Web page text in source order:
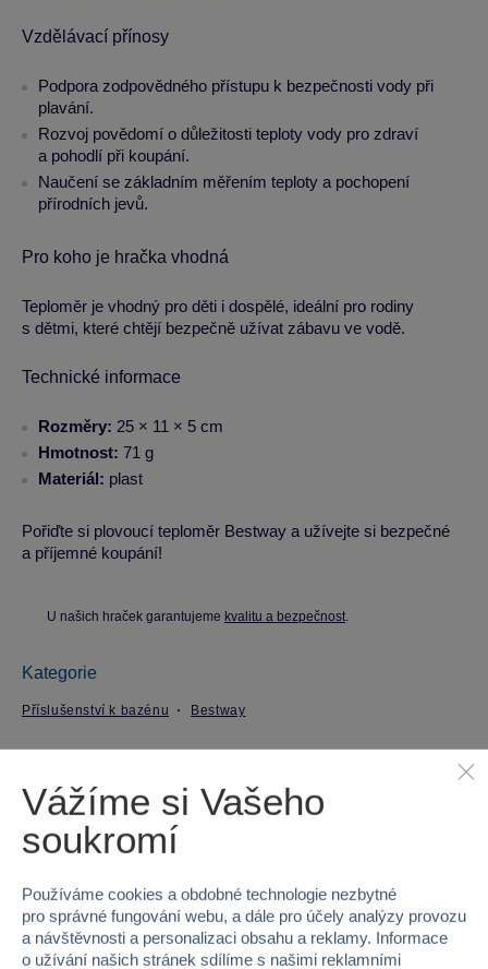
Vzdělávací přínosy
Podpora zodpovědného přístupu k bezpečnosti vody při
plavání.
Rozvoj povědomí o důležitosti teploty vody pro zdraví
a pohodlí při koupání.
Naučení se základním měřením teploty a pochopení
přírodních jevů.
Pro koho je hračka vhodná
Teploměr je vhodný pro děti i dospělé, ideální pro rodiny
s dětmi, které chtějí bezpečně užívat zábavu ve vodě.
Technické informace
Rozměry: 25 × 11 × 5 cm
Hmotnost: 71 g
Materiál: plast
Pořiďte si plovoucí teploměr Bestway a užívejte si bezpečné
a příjemné koupání!
U našich hraček garantujeme kvalitu a bezpečnost.
Kategorie
Příslušenství k bazénu Bestway
EAN
Značka Bestway
Vážíme si Vašeho
soukromí
Používáme cookies a obdobné technologie nezbytné
pro správné fungování webu, a dále pro účely analýzy provozu
a návštěvnosti a personalizaci obsahu a reklamy. Informace
o užívání našich stránek sdílíme s našimi reklamními